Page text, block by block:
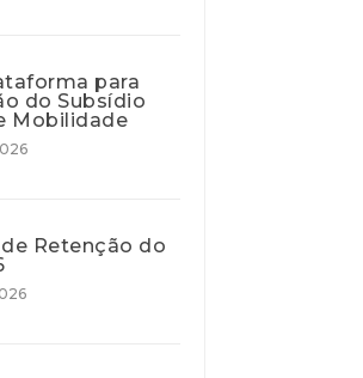
para
do Subsídio
Mobilidade
Retenção do